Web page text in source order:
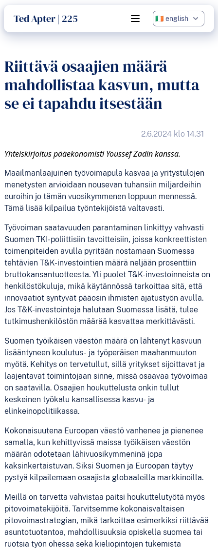
Ted Apter | 225 Open main menu
language
Riittävä osaajien määrä
mahdollistaa kasvun, mutta
se ei tapahdu itsestään
2.6.2024 klo 14.31
Yhteiskirjoitus pääekonomisti Youssef Zadin kanssa.
Maailmanlaajuinen työvoimapula kasvaa ja yritystulojen
menetysten arvioidaan nousevan tuhansiin miljardeihin
euroihin jo tämän vuosikymmenen loppuun mennessä.
Tämä lisää kilpailua työntekijöistä valtavasti.
Työvoiman saatavuuden parantaminen linkittyy vahvasti
Suomen TKI-poliittisiin tavoitteisiin, joissa konkreettisten
toimenpiteiden avulla pyritään nostamaan Suomessa
tehtävien T&K-investointien määrä neljään prosenttiin
bruttokansantuotteesta. Yli puolet T&K-investoinneista on
henkilöstökuluja, mikä käytännössä tarkoittaa sitä, että
innovaatiot syntyvät pääosin ihmisten ajatustyön avulla.
Jos T&K-investointeja halutaan Suomessa lisätä, tulee
tutkimushenkilöstön määrää kasvattaa merkittävästi.
Suomen työikäisen väestön määrä on lähtenyt kasvuun
lisääntyneen koulutus- ja työperäisen maahanmuuton
myötä. Kehitys on tervetullut, sillä yritykset sijoittavat ja
laajentavat toimintojaan sinne, missä osaavaa työvoimaa
on saatavilla. Osaajien houkuttelusta onkin tullut
keskeinen työkalu kansallisessa kasvu- ja
elinkeinopolitiikassa.
Kokonaisuutena Euroopan väestö vanhenee ja pienenee
samalla, kun kehittyvissä maissa työikäisen väestön
määrän odotetaan lähivuosikymmeninä jopa
kaksinkertaistuvan. Siksi Suomen ja Euroopan täytyy
pystyä kilpailemaan osaajista globaaleilla markkinoilla.
Meillä on tarvetta vahvistaa paitsi houkuttelutyötä myös
pitovoimatekijöitä. Tarvitsemme kokonaisvaltaisen
pitovoimastrategian, mikä tarkoittaa esimerkiksi riittävää
asuntotuotantoa, mahdollisuuksia opiskella suomea tai
ruotsia työn ohessa sekä kieliopintojen tukemista